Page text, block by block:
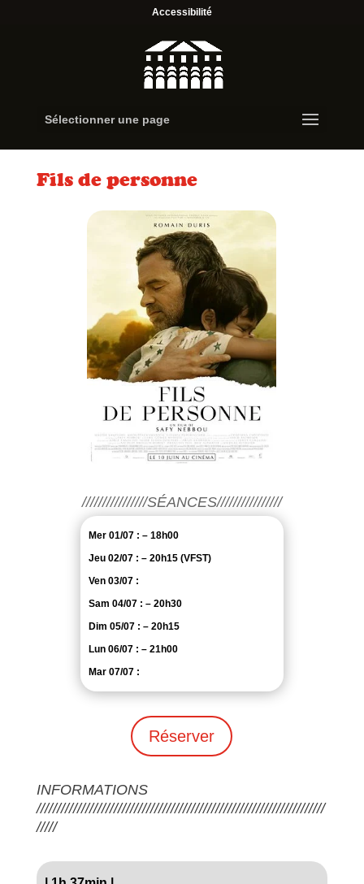
Accessibilité
Sélectionner une page
Fils de personne
////////////////SÉANCES////////////////
Mer 01/07 : – 18h00
Jeu 02/07 : – 20h15 (VFST)
Ven 03/07 :
Sam 04/07 : – 20h30
Dim 05/07 : – 20h15
Lun 06/07 : – 21h00
Mar 07/07 :
Réserver
INFORMATIONS
///////////////////////////////////////////////////////////////////////
/////